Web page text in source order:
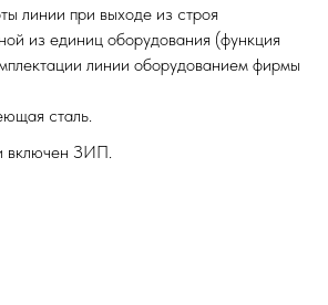
линии при выходе из строя
из единиц оборудования (функция
линии оборудованием фирмы
сталь.
включен ЗИП.